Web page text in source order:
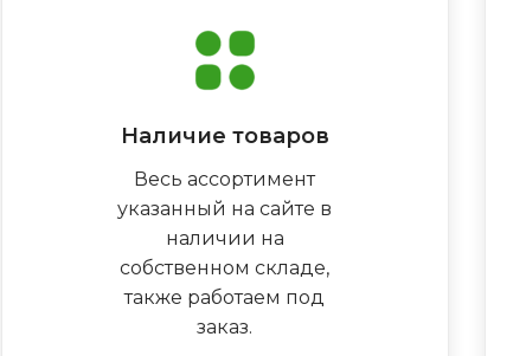
Наличие товаров
Весь ассортимент
указанный на сайте в
наличии на
собственном складе,
также работаем под
заказ.